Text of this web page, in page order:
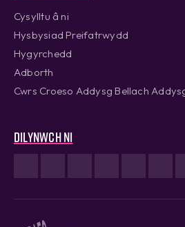
Cysylltu â ni
Hysbysiad Preifatrwydd
Hygyrchedd
Adborth
Cwrs Croeso Addysg Bellach
Dilynwch ni